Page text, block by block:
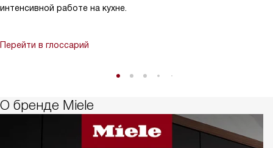
интенсивной работе на кухне.
Перейти в глоссарий
О бренде Miele